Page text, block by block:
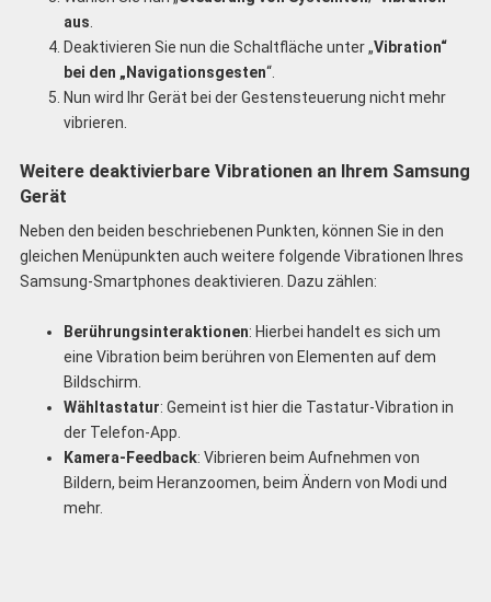
aus.
Deaktivieren Sie nun die Schaltfläche unter „Vibration“
bei den „Navigationsgesten“.
Nun wird Ihr Gerät bei der Gestensteuerung nicht mehr
vibrieren.
Weitere deaktivierbare Vibrationen an Ihrem Samsung
Gerät
Neben den beiden beschriebenen Punkten, können Sie in den
gleichen Menüpunkten auch weitere folgende Vibrationen Ihres
Samsung-Smartphones deaktivieren. Dazu zählen:
Berührungsinteraktionen: Hierbei handelt es sich um
eine Vibration beim berühren von Elementen auf dem
Bildschirm.
Wähltastatur: Gemeint ist hier die Tastatur-Vibration in
der Telefon-App.
Kamera-Feedback: Vibrieren beim Aufnehmen von
Bildern, beim Heranzoomen, beim Ändern von Modi und
mehr.